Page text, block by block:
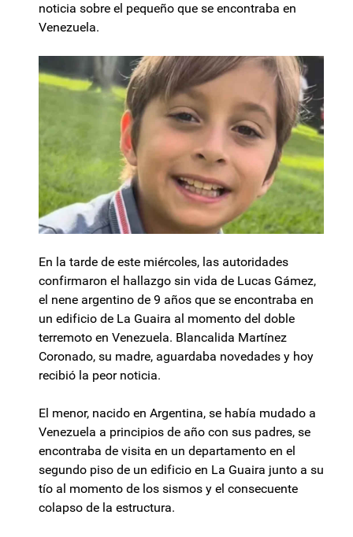
noticia sobre el pequeño que se encontraba en
Venezuela.
En la tarde de este miércoles, las autoridades
confirmaron el hallazgo sin vida de Lucas Gámez,
el nene argentino de 9 años que se encontraba en
un edificio de La Guaira al momento del doble
terremoto en Venezuela. Blancalida Martínez
Coronado, su madre, aguardaba novedades y hoy
recibió la peor noticia.
El menor, nacido en Argentina, se había mudado a
Venezuela a principios de año con sus padres, se
encontraba de visita en un departamento en el
segundo piso de un edificio en La Guaira junto a su
tío al momento de los sismos y el consecuente
colapso de la estructura.